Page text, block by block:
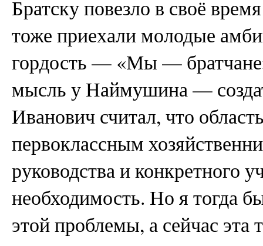
Братску повезло в своё
тоже приехали молодые
гордость — «Мы —
мысль у Наймушина —
Иванович считал, что
первоклассным
руководства и конкретного
необходимость. Но я тогда
этой проблемы, а сейчас эта